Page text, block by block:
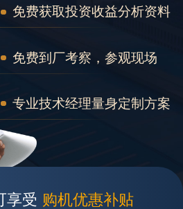
免费获取投资收益分析资料
免费到厂考察，参观现场
专业技术经理量身定制方案
享受 购机优惠补贴